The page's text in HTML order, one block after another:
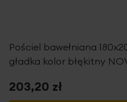
Pościel bawełniana
gładka kolor błękitny
203,20 zł